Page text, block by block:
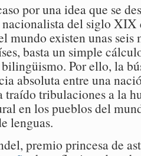
por una idea que se
del siglo XIX
mundo existen unas seis
basta un simple
Por ello, la
absoluta entre una
traído tribulaciones a la
en los pueblos del
lenguas.
premio princesa de